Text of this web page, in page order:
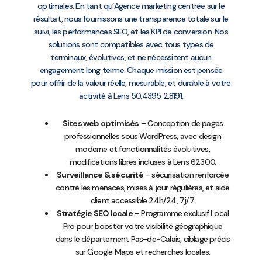
optimales. En tant qu’Agence marketing centrée sur le
résultat, nous fournissons une transparence totale sur le
suivi, les performances SEO, et les KPI de conversion. Nos
solutions sont compatibles avec tous types de
terminaux, évolutives, et ne nécessitent aucun
engagement long terme. Chaque mission est pensée
pour offrir de la valeur réelle, mesurable, et durable à votre
activité à Lens 50.4395 2.8191.
Sites web optimisés – Conception de pages
professionnelles sous WordPress, avec design
moderne et fonctionnalités évolutives,
modifications libres incluses à Lens 62300.
Surveillance & sécurité– sécurisation renforcée
contre les menaces, mises à jour régulières, et aide
client accessible 24h/24, 7j/7.
Stratégie SEO locale– Programme exclusif Local
Pro pour booster votre visibilité géographique
dans le département Pas-de-Calais, ciblage précis
sur Google Maps et recherches locales.